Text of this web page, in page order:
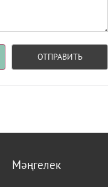
ОТПРАВИТЬ
Мәңгелек